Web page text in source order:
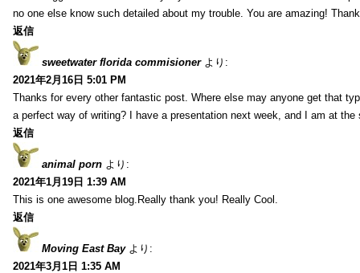
no one else know such detailed about my trouble. You are amazing!
返信
sweetwater florida commisioner より:
2021年2月16日 5:01 PM
Thanks for every other fantastic post. Where else may anyone get that
a perfect way of writing? I have a presentation next week, and I am at the
返信
animal porn より:
2021年1月19日 1:39 AM
This is one awesome blog.Really thank you! Really Cool.
返信
Moving East Bay より:
2021年3月1日 1:35 AM